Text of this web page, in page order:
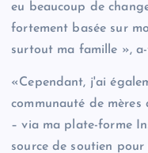
eu beaucoup de
fortement basée sur
surtout ma famille », a-
«Cependant, j'ai
communauté de
– via ma plate-forme
source de soutien